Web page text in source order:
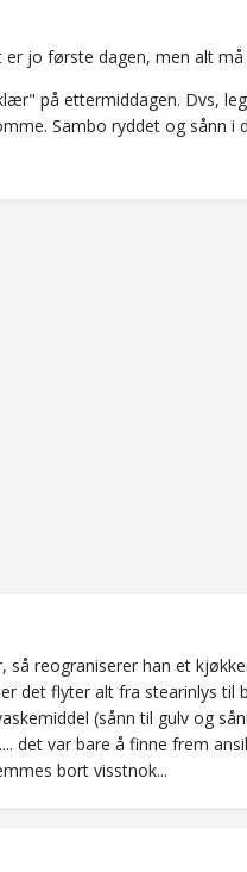
jo første dagen, men alt
på ettermiddagen. Dvs,
Sambo ryddet og sånn i
reograniserer han et
det flyter alt fra stearinlys
(sånn til gulv og
det var bare å finne frem
bort visstnok...